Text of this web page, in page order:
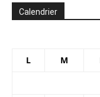
Calendrier
L M